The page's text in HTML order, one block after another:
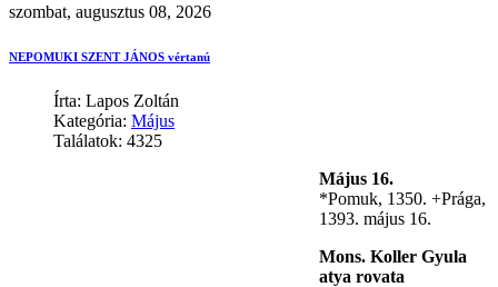
szombat, augusztus 08, 2026
NEPOMUKI SZENT JÁNOS vértanú
Írta: Lapos Zoltán
Kategória: Május
Találatok: 4325
Május 16.
*Pomuk, 1350. +Prága,
1393. május 16.
Mons. Koller Gyula
atya rovata